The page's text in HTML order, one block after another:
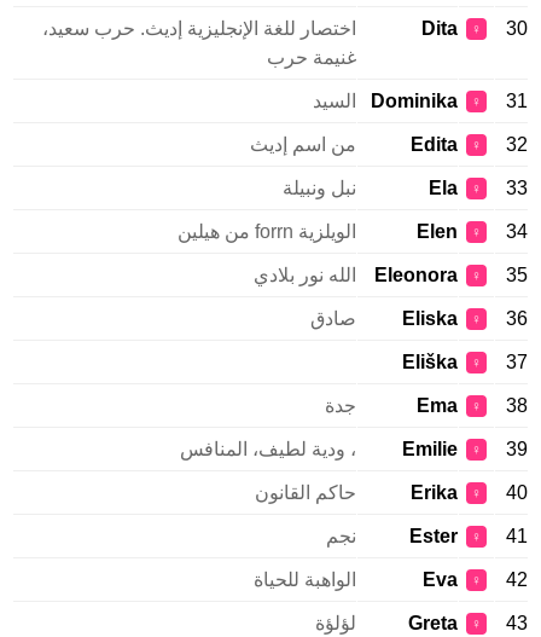
30
♀
Dita
اختصار للغة الإنجليزية إديث. حرب سعيد،
غنيمة حرب
31
♀
Dominika السيد
32
♀
Edita من اسم إديث
33
♀
Ela نبل ونبيلة
34
♀
Elen الويلزية forrn من هيلين
35
♀
Eleonora الله نور بلادي
36
♀
Eliska صادق
37
♀
Eliška
38
♀
Ema جدة
39
♀
Emilie ، ودية لطيف، المنافس
40
♀
Erika حاكم القانون
41
♀
Ester نجم
42
♀
Eva الواهبة للحياة
43
♀
Greta لؤلؤة